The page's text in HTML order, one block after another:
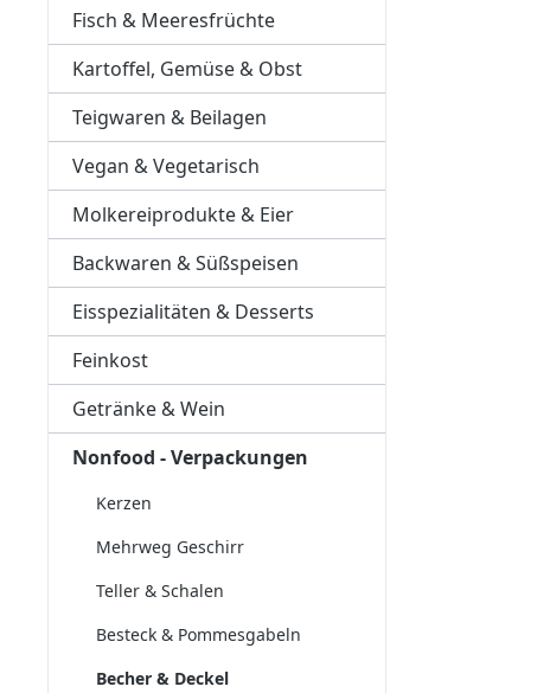
Fisch & Meeresfrüchte
Kartoffel, Gemüse & Obst
Teigwaren & Beilagen
Vegan & Vegetarisch
Molkereiprodukte & Eier
Backwaren & Süßspeisen
Eisspezialitäten & Desserts
Feinkost
Getränke & Wein
Nonfood - Verpackungen
Kerzen
Mehrweg Geschirr
Teller & Schalen
Besteck & Pommesgabeln
Becher & Deckel